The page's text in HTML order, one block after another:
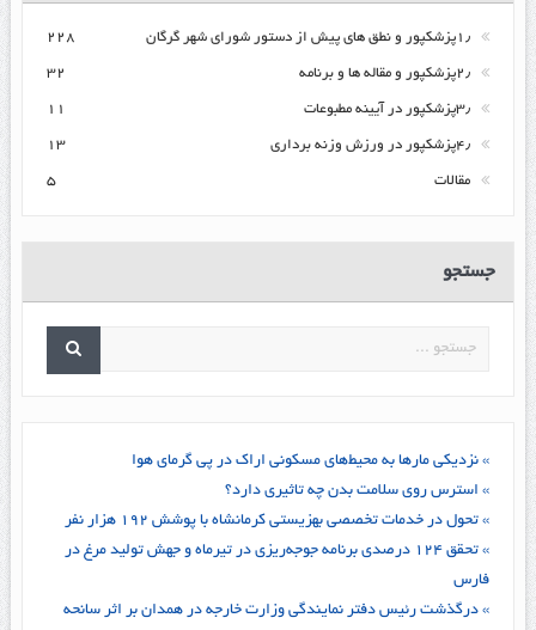
۱٫پزشکپور و نطق های پیش از دستور شورای شهر گرگان ۲۲۸
۲٫پزشکپور و مقاله ها و برنامه ۳۲
۳٫پزشکپور در آیینه مطبوعات ۱۱
۴٫پزشکپور در ورزش وزنه برداری ۱۳
مقالات ۵
جستجو
» نزدیکی مارها به محیط‌های مسکونی اراک در پی گرمای هوا
» استرس روی سلامت بدن چه تاثیری دارد؟
» تحول در خدمات تخصصی بهزیستی کرمانشاه با پوشش ۱۹۲ هزار نفر
» تحقق ۱۲۴ درصدی برنامه جوجه‌ریزی در تیرماه و جهش تولید مرغ در
فارس
» درگذشت رئیس دفتر نمایندگی وزارت خارجه در همدان بر اثر سانحه